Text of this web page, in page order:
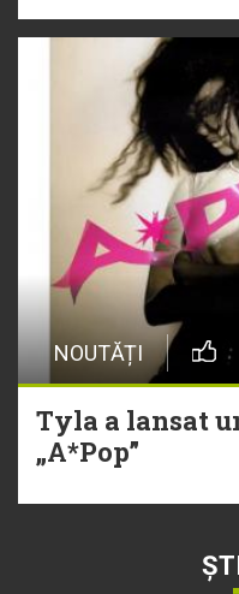
NOUTĂȚI
Tyla a lansat
„A*Pop”